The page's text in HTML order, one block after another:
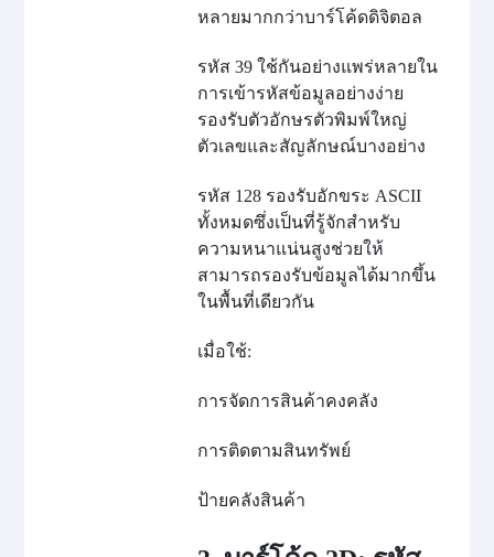
หลายมากกว่าบาร์โค้ดดิจิตอล
รหัส 39 ใช้กันอย่างแพร่หลายใน
การเข้ารหัสข้อมูลอย่างง่าย
รองรับตัวอักษรตัวพิมพ์ใหญ่
ตัวเลขและสัญลักษณ์บางอย่าง
รหัส 128 รองรับอักขระ ASCII
ทั้งหมดซึ่งเป็นที่รู้จักสำหรับ
ความหนาแน่นสูงช่วยให้
สามารถรองรับข้อมูลได้มากขึ้น
ในพื้นที่เดียวกัน
เมื่อใช้:
การจัดการสินค้าคงคลัง
การติดตามสินทรัพย์
ป้ายคลังสินค้า